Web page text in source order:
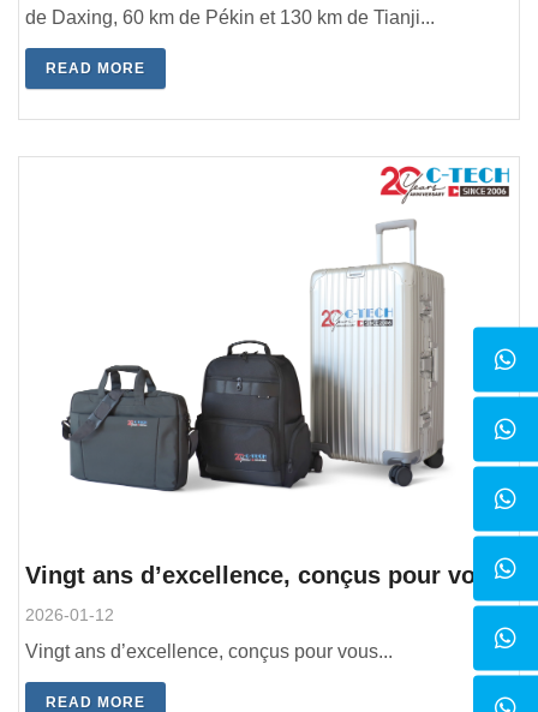
de Daxing, 60 km de Pékin et 130 km de Tianji...
READ MORE
Vingt ans d’excellence, conçus pour vous
2026-01-12
Vingt ans d’excellence, conçus pour vous...
READ MORE